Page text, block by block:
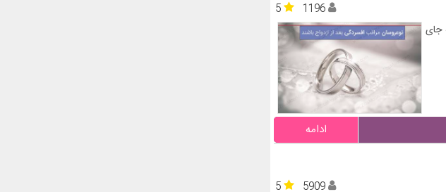
5
1196
جای
ادامه
5
5909